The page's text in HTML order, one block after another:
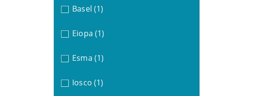
Basel (1)
Eiopa (1)
Esma (1)
Iosco (1)